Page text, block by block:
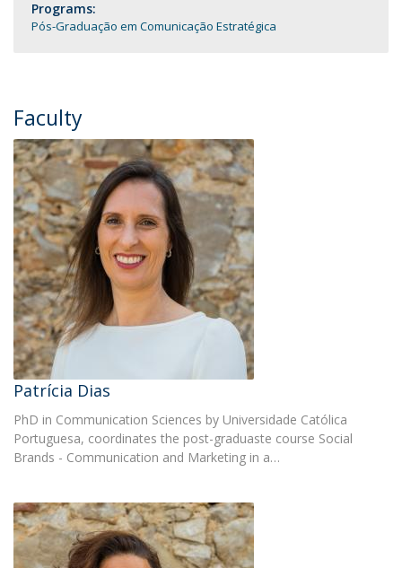
Programs:
Pós-Graduação em Comunicação Estratégica
Faculty
Patrícia Dias
PhD in Communication Sciences by Universidade Católica
Portuguesa, coordinates the post-graduaste course Social
Brands - Communication and Marketing in a…